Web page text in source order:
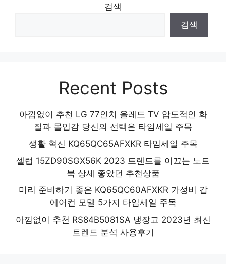
검색
검색
Recent Posts
아낌없이 추천 LG 77인치 올레드 TV 압도적인 화
질과 몰입감 당신의 선택은 타임세일 주목
생활 혁신 KQ65QC65AFXKR 타임세일 주목
셀럽 15ZD90SGX56K 2023 트렌드를 이끄는 노트
북 상세 좋았던 추천상품
미리 준비하기 좋은 KQ65QC60AFXKR 가성비 갑
에어컨 모델 5가지 타임세일 주목
아낌없이 추천 RS84B5081SA 냉장고 2023년 최신
트렌드 분석 사용후기